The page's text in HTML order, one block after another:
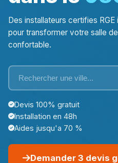
Des installateurs certifies
pour transformer votre salle
confortable.
Devis 100% gratuit
Installation en 48h
Aides jusqu'a 70 %
Demander 3 devis